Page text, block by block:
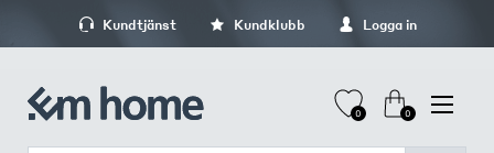
Kundtjänst Kundklubb Logga in
0 0